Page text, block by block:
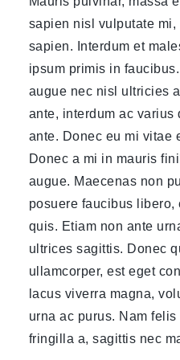
sapien nisl vulputate mi,
sapien. Interdum et
ipsum primis in
augue nec nisl ultricies
ante, interdum ac varius
ante. Donec eu mi vitae
Donec a mi in mauris
augue. Maecenas non
posuere faucibus
quis. Etiam non ante
ultrices sagittis. Donec
ullamcorper, est eget
lacus viverra magna,
urna ac purus. Nam
fringilla a, sagittis nec